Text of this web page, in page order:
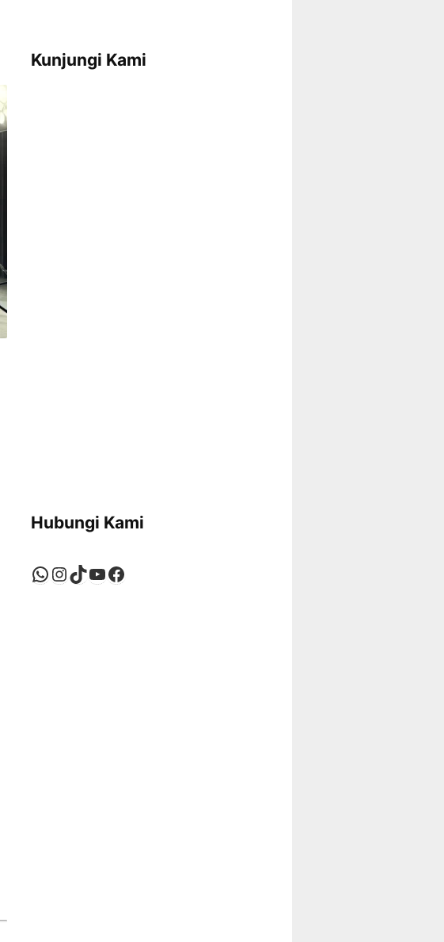
Kunjungi Kami
Hubungi Kami
WhatsApp
Instagram
TikTok
YouTube
Facebook